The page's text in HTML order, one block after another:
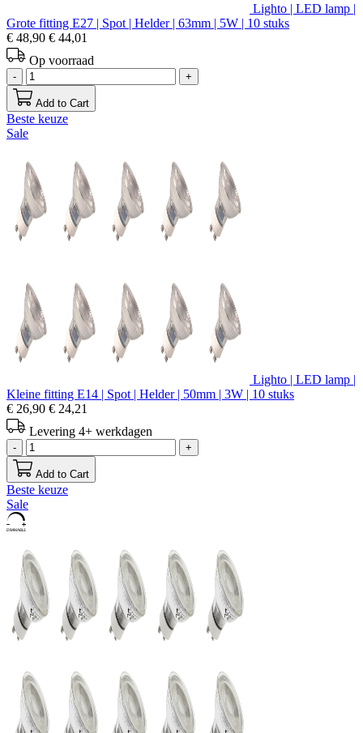
Lighto | LED lamp |
Grote fitting E27 | Spot | Helder | 63mm | 5W | 10 stuks
€ 48,90 € 44,01
Op voorraad
- +
Add to Cart
Beste keuze
Sale
Lighto | LED lamp |
Kleine fitting E14 | Spot | Helder | 50mm | 3W | 10 stuks
€ 26,90 € 24,21
Levering 4+ werkdagen
- +
Add to Cart
Beste keuze
Sale